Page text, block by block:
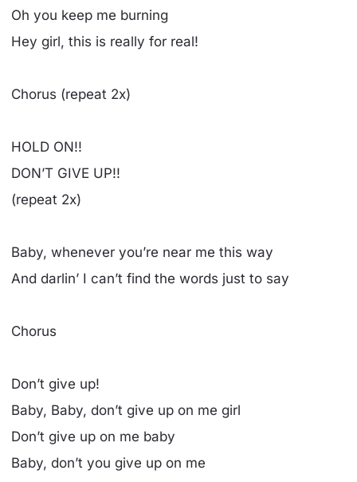
Oh you keep me burning
Hey girl, this is really for real!
Chorus (repeat 2x)
HOLD ON!!
DON’T GIVE UP!!
(repeat 2x)
Baby, whenever you’re near me this way
And darlin’ I can’t find the words just to say
Chorus
Don’t give up!
Baby, Baby, don’t give up on me girl
Don’t give up on me baby
Baby, don’t you give up on me